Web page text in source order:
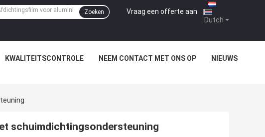
Dutch
Vraag een offerte aan |
Zoeken
KWALITEITSCONTROLE NEEM CONTACT MET ONS OP NIEUWS
schuimdichtingsondersteuning